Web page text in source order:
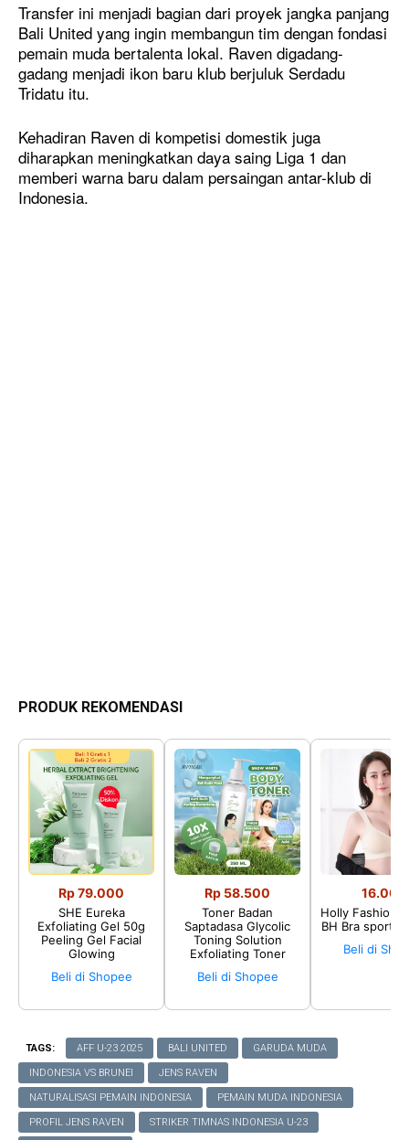
Transfer ini menjadi bagian dari proyek jangka panjang
Bali United yang ingin membangun tim dengan fondasi
pemain muda bertalenta lokal. Raven digadang-
gadang menjadi ikon baru klub berjuluk Serdadu
Tridatu itu.
Kehadiran Raven di kompetisi domestik juga
diharapkan meningkatkan daya saing Liga 1 dan
memberi warna baru dalam persaingan antar-klub di
Indonesia.
PRODUK REKOMENDASI
Rp 79.000
SHE Eureka
Exfoliating Gel 50g
Peeling Gel Facial
Glowing
Beli di Shopee
Rp 58.500
Toner Badan
Saptadasa Glycolic
Toning Solution
Exfoliating Toner
Beli di Shopee
16.002
Holly Fashion♛
BH Bra sport
Beli di
TAGS: AFF U-23 2025 BALI UNITED GARUDA MUDA
INDONESIA VS BRUNEI JENS RAVEN
NATURALISASI PEMAIN INDONESIA PEMAIN MUDA INDONESIA
PROFIL JENS RAVEN STRIKER TIMNAS INDONESIA U-23